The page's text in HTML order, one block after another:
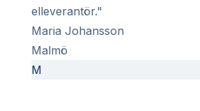
elleverantör."
Maria Johansson
Malmö
M